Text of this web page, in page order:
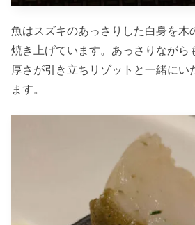
魚はスズキのあっさりした白身を木
焼き上げています。あっさりながら
厚さが引き立ちリゾットと一緒にい
ます。